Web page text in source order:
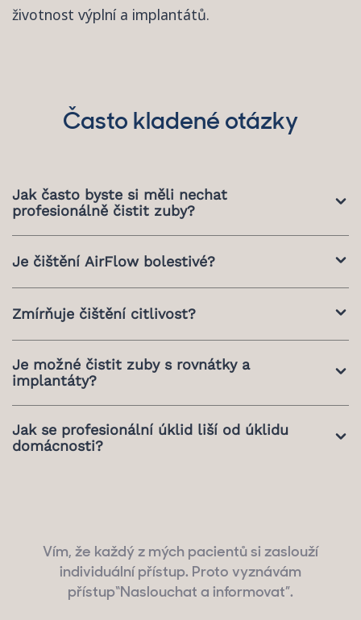
životnost výplní a implantátů.
Často kladené otázky
Jak často byste si měli nechat
profesionálně čistit zuby?
zánětům, tak každé 3-4 měsíce.
Je čištění AirFlow bolestivé?
který nepoškozuje sklovinu.
Zmírňuje čištění citlivost?
snižovat citlivost v oblasti krčku zubu.
Je možné čistit zuby s rovnátky a
implantáty?
speciální nástavce a bezpečné metody.
Jak se profesionální úklid liší od úklidu
domácnosti?
Vím, že každý z mých pacientů si zaslouží
individuální přístup. Proto vyznávám
přístup“Naslouchat a informovat”.